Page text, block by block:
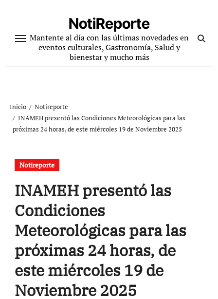
contenido
NotiReporte
Mantente al día con las últimas novedades en
eventos culturales, Gastronomía, Salud y
bienestar y mucho más
Inicio
Notireporte
INAMEH presentó las Condiciones Meteorológicas para las
próximas 24 horas, de este miércoles 19 de Noviembre 2025
Notireporte
INAMEH presentó las
Condiciones
Meteorológicas para las
próximas 24 horas, de
este miércoles 19 de
Noviembre 2025